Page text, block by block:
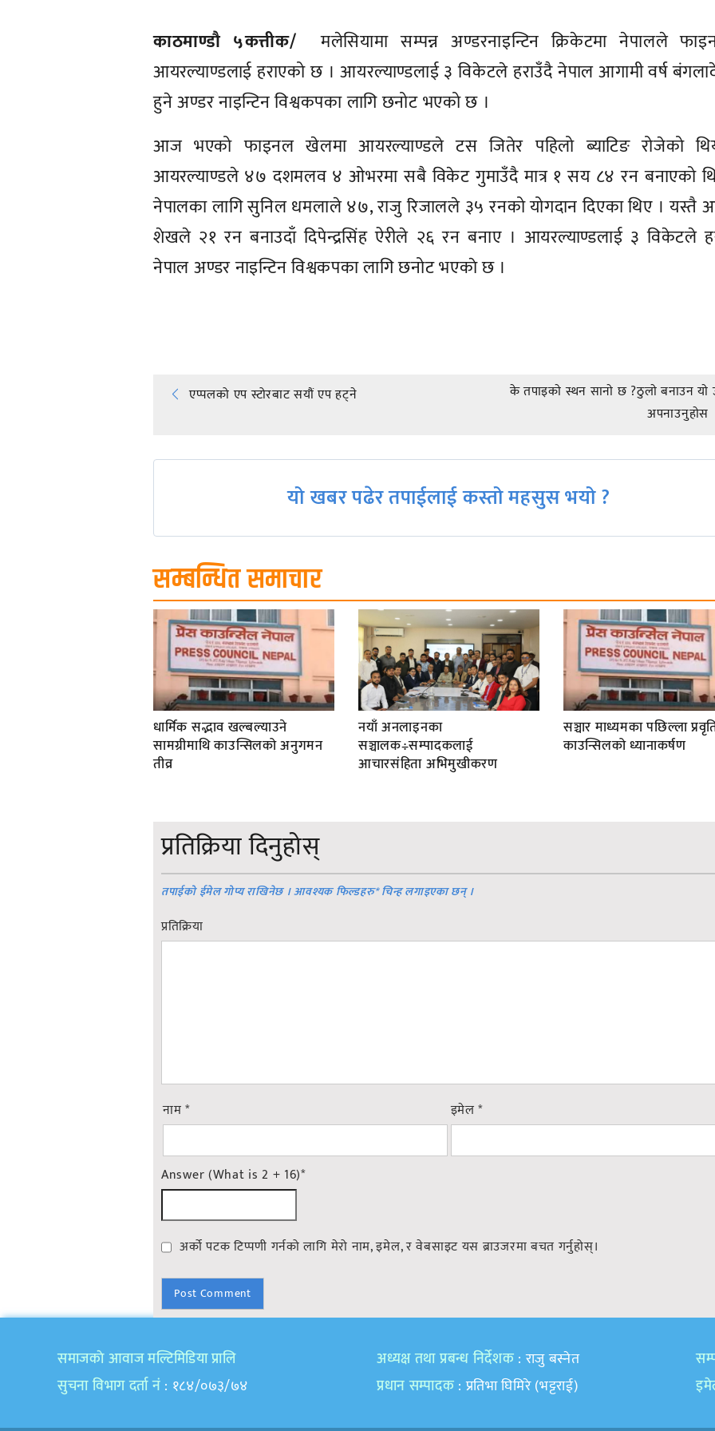
काठमाण्डाै ५कत्तीक/मलेसियामा सम्पन्न अण्डरनाइन्टिन क्रिकेटमा नेपालले
आयरल्याण्डलाई हराएको छ । आयरल्याण्डलाई ३ विकेटले हराउँदै नेपाल आगामी वर्ष
हुने अण्डर नाइन्टिन विश्वकपका लागि छनोट भएको छ ।
आज भएको फाइनल खेलमा आयरल्याण्डले टस जितेर पहिलो ब्याटिङ रोजेको
आयरल्याण्डले ४७ दशमलव ४ ओभरमा सबै विकेट गुमाउँदै मात्र १ सय ८४ रन बनाएको
नेपालका लागि सुनिल धमलाले ४७, राजु रिजालले ३५ रनको योगदान दिएका थिए । यस्तै
शेखले २१ रन बनाउदाँ दिपेन्द्रसिंह ऐरीले २६ रन बनाए । आयरल्याण्डलाई ३ विकेटले
नेपाल अण्डर नाइन्टिन विश्वकपका लागि छनोट भएकाे छ ।
Post
navigation
एप्पलको एप स्टोरबाट सयौं एप हट्ने
के तपाइकाे स्थन सानाे छ ?ठुलाे बनाउन याे
अपनाउनुहाेस
यो खबर पढेर तपाईलाई कस्तो महसुस भयो ?
सम्बन्धित समाचार
धार्मिक सद्भाव खल्बल्याउने
सामग्रीमाथि काउन्सिलको अनुगमन
तीव्र
नयाँ अनलाइनका
सञ्चालक÷सम्पादकलाई
आचारसंहिता अभिमुखीकरण
सञ्चार माध्यमका पछिल्ला
काउन्सिलको ध्यानाकर्षण
प्रतिक्रिया दिनुहोस्
तपाईको ईमेल गोप्य राखिनेछ । आवश्यक फिल्डहरु*चिन्ह लगाइएका छन् ।
प्रतिक्रिया
नाम* इमेल*
Answer (What is 2 + 16)*
अर्को पटक टिप्पणी गर्नको लागि मेरो नाम, इमेल, र वेबसाइट यस ब्राउजरमा बचत गर्नुहोस्।
समाजकाे आवाज मल्टिमिडिया प्रालि
सुचना विभाग दर्ता नं : १८४/०७३/७४
अध्यक्ष तथा प्रबन्ध निर्देशक : राजु बस्नेत
प्रधान सम्पादक : प्रतिभा घिमिरे (भट्टराई)